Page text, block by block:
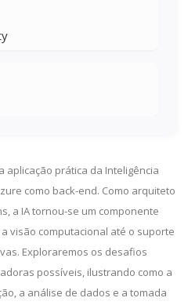
aplicação prática da Inteligência
como back-end. Como arquiteto
a IA tornou-se um componente
visão computacional até o suporte
Exploraremos os desafios
possíveis, ilustrando como a
a análise de dados e a tomada